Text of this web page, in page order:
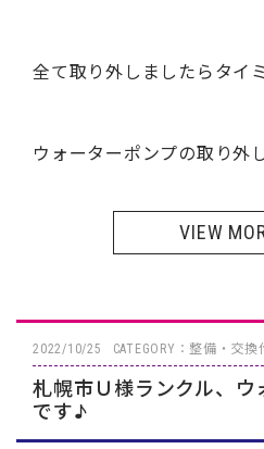
全て取り外しましたらタイ
ウォーターポンプの取り外
VIEW
2022/10/25 CATEGORY：整備・交換
札幌市Ｕ様ランクル、ウ
です♪